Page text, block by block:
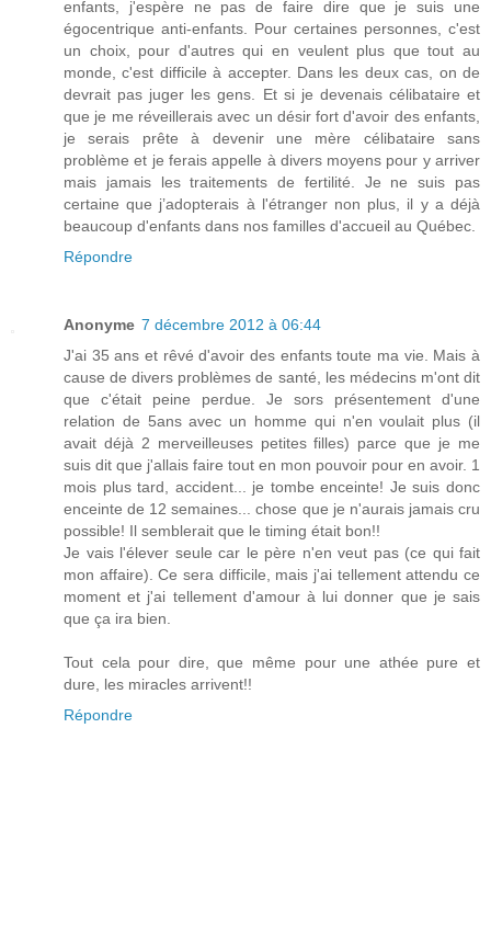
enfants, j'espère ne pas de faire dire que je suis une
égocentrique anti-enfants. Pour certaines personnes, c'est
un choix, pour d'autres qui en veulent plus que tout au
monde, c'est difficile à accepter. Dans les deux cas, on de
devrait pas juger les gens. Et si je devenais célibataire et
que je me réveillerais avec un désir fort d'avoir des enfants,
je serais prête à devenir une mère célibataire sans
problème et je ferais appelle à divers moyens pour y arriver
mais jamais les traitements de fertilité. Je ne suis pas
certaine que j’adopterais à l'étranger non plus, il y a déjà
beaucoup d'enfants dans nos familles d'accueil au Québec.
Répondre
Anonyme 7 décembre 2012 à 06:44
J'ai 35 ans et rêvé d'avoir des enfants toute ma vie. Mais à
cause de divers problèmes de santé, les médecins m'ont dit
que c'était peine perdue. Je sors présentement d'une
relation de 5ans avec un homme qui n'en voulait plus (il
avait déjà 2 merveilleuses petites filles) parce que je me
suis dit que j'allais faire tout en mon pouvoir pour en avoir. 1
mois plus tard, accident... je tombe enceinte! Je suis donc
enceinte de 12 semaines... chose que je n'aurais jamais cru
possible! Il semblerait que le timing était bon!!
Je vais l'élever seule car le père n'en veut pas (ce qui fait
mon affaire). Ce sera difficile, mais j'ai tellement attendu ce
moment et j'ai tellement d'amour à lui donner que je sais
que ça ira bien.
Tout cela pour dire, que même pour une athée pure et
dure, les miracles arrivent!!
Répondre